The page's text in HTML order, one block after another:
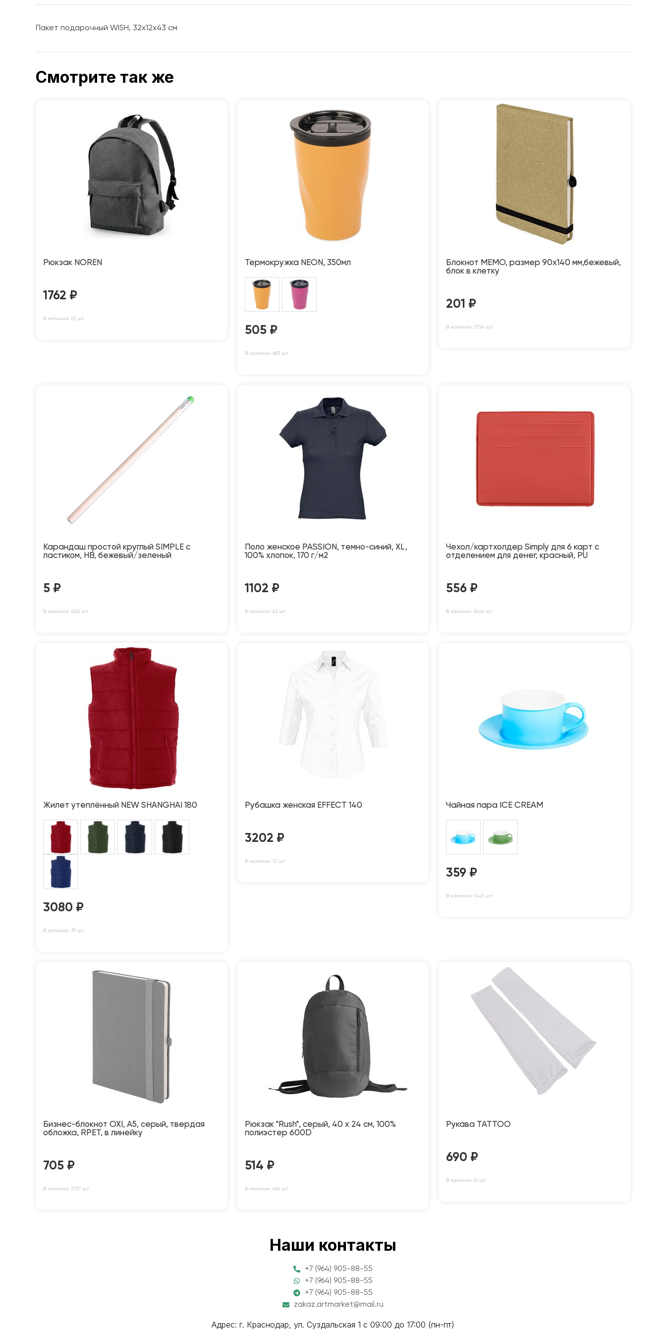
Пакет подарочный WISH, 32х12х43 см
Смотрите так же
Рюкзак NOREN
1762 ₽
В наличии: 22 шт
Термокружка NEON, 350мл
505 ₽
В наличии: 683 шт
Блокнот MEMO, размер 90х140 мм,бежевый,
блок в клетку
201 ₽
В наличии: 2734 шт
Карандаш простой круглый SIMPLE с
ластиком, HB, бежевый/зеленый
5 ₽
В наличии: 400 шт
Поло женское PASSION, темно-синий, XL,
100% хлопок, 170 г/м2
1102 ₽
В наличии: 62 шт
Чехол/картхолдер Simply для 6 карт с
отделением для денег, красный, PU
556 ₽
В наличии: 5646 шт
Жилет утеплённый NEW SHANGHAI 180
3080 ₽
В наличии: 79 шт
Рубашка женская EFFECT 140
3202 ₽
В наличии: 12 шт
Чайная пара ICE CREAM
359 ₽
В наличии: 1445 шт
Бизнес-блокнот OXI, A5, серый, твердая
обложка, RPET, в линейку
705 ₽
В наличии: 3727 шт
Рюкзак "Rush", серый, 40 x 24 см, 100%
полиэстер 600D
514 ₽
В наличии: 666 шт
Рукава TATTOO
690 ₽
В наличии: 61 шт
Наши контакты
+7 (964) 905-88-55
+7 (964) 905-88-55
+7 (964) 905-88-55
zakaz.artmarket@mail.ru
Адрес: г. Краснодар, ул. Суздальская 1 с 09:00 до 17:00 (пн-пт)